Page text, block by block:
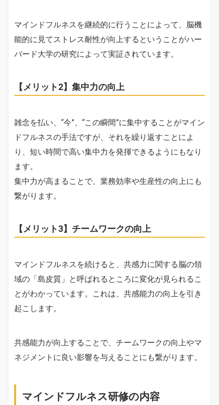
マインドフルネスを継続的に行うことによって、脳機
能的に見てストレス耐性が向上するということがハー
バード大学の研究によって実証されています。
【メリット2】集中力の向上
雑念を払い、“今”、“この瞬間”に集中することがマイン
ドフルネスの手法ですが、それを繰り返すことによ
り、短い時間で高い集中力を発揮できるようにもなり
ます。
集中力が高まることで、業務効率や生産性の向上にも
繋がります。
【メリット3】チームワークの向上
マインドフルネスを続けると、共感力に関する脳の領
域の「島皮質」と呼ばれるところに変化が見られるこ
とがわかっています。これは、共感能力の向上を引き
起こします。
共感能力が向上することで、チームワークの向上やマ
ネジメントに良い影響を与えることにも繋がります。
マインドフルネス研修の内容